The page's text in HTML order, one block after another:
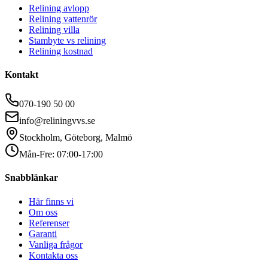
Relining avlopp
Relining vattenrör
Relining villa
Stambyte vs relining
Relining kostnad
Kontakt
070-190 50 00
info@reliningvvs.se
Stockholm, Göteborg, Malmö
Mån-Fre: 07:00-17:00
Snabblänkar
Här finns vi
Om oss
Referenser
Garanti
Vanliga frågor
Kontakta oss